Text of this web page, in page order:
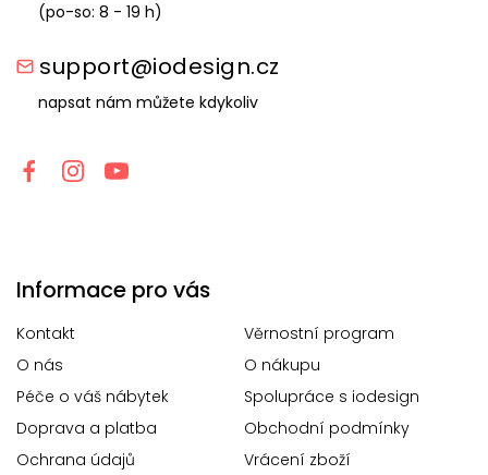
(po-so: 8 - 19 h)
support@iodesign.cz
napsat nám můžete kdykoliv
Informace pro vás
Kontakt
Věrnostní program
O nás
O nákupu
Péče o váš nábytek
Spolupráce s iodesign
Doprava a platba
Obchodní podmínky
Ochrana údajů
Vrácení zboží